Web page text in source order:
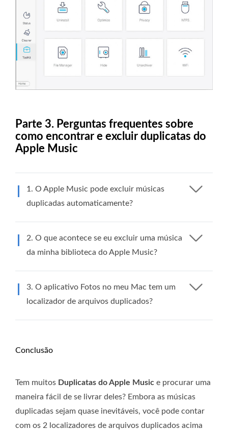
Parte 3. Perguntas frequentes sobre
como encontrar e excluir duplicatas do
Apple Music
1. O Apple Music pode excluir músicas
duplicadas automaticamente?
2. O que acontece se eu excluir uma música
da minha biblioteca do Apple Music?
3. O aplicativo Fotos no meu Mac tem um
localizador de arquivos duplicados?
Conclusão
Tem muitos Duplicatas do Apple Music e procurar uma
maneira fácil de se livrar deles? Embora as músicas
duplicadas sejam quase inevitáveis, você pode contar
com os 2 localizadores de arquivos duplicados acima